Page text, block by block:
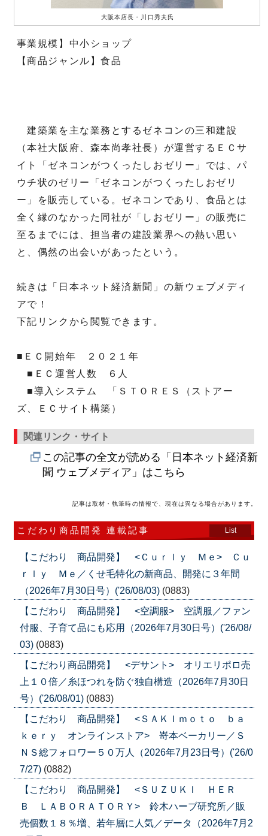
大阪本店長・川口秀夫氏
事業規模】中小ショップ
【商品ジャンル】食品
建築業を主な業務とするゼネコンの三和建設
（本社大阪府、森本尚孝社長）が運営するＥＣサ
イト「ゼネコンがつくったしおゼリー」では、パ
ウチ状のゼリー「ゼネコンがつくったしおゼリ
ー」を販売している。ゼネコンであり、食品とは
全く縁のなかった同社が「しおゼリー」の販売に
至るまでには、担当者の建設業界への熱い思い
と、偶然の出会いがあったという。
続きは「日本ネット経済新聞」の新ウェブメディ
アで！
下記リンクから閲覧できます。
■ＥＣ開始年 ２０２１年
■ＥＣ運営人数 ６人
■導入システム 「ＳＴＯＲＥＳ（ストアー
ズ、ＥＣサイト構築）
関連リンク・サイト
この記事の全文が読める「日本ネット経済新
聞 ウェブメディア」はこちら
記事は取材・執筆時の情報で、現在は異なる場合があります。
こだわり商品開発 連載記事 List
【こだわり 商品開発】 <Ｃｕｒｌｙ Ｍｅ> Ｃｕ
ｒｌｙ Ｍｅ／くせ毛特化の新商品、開発に３年間
（2026年7月30日号）('26/08/03) (0883)
【こだわり 商品開発】 <空調服> 空調服／ファン
付服、子育て品にも応用（2026年7月30日号）('26/08/
03) (0883)
【こだわり商品開発】 <デサント> オリエリポロ売
上１０倍／糸ほつれを防ぐ独自構造（2026年7月30日
号）('26/08/01) (0883)
【こだわり 商品開発】 <ＳＡＫＩｍｏｔｏ ｂａ
ｋｅｒｙ オンラインストア> 嵜本ベーカリー／Ｓ
ＮＳ総フォロワー５０万人（2026年7月23日号）('26/0
7/27) (0882)
【こだわり 商品開発】 <ＳＵＺＵＫＩ ＨＥＲ
Ｂ ＬＡＢＯＲＡＴＯＲＹ> 鈴木ハーブ研究所／販
売個数１８％増、若年層に人気／データ（2026年7月2